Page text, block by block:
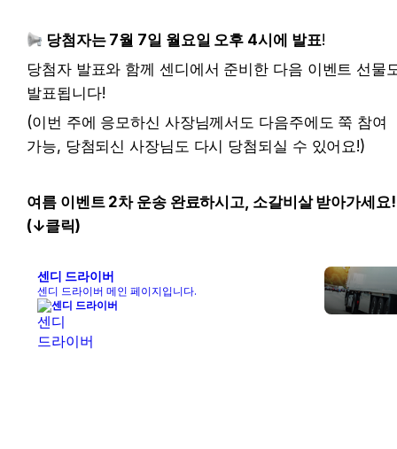
당첨자는 7월 7일 월요일 오후 4시에 발표
당첨자 발표와 함께 센디에서 준비한 다음 이벤트 선물
발표됩니다!
(이번 주에 응모하신 사장님께서도 다음주에도 쭉 참여
가능, 당첨되신 사장님도 다시 당첨되실 수 있어요!)
여름 이벤트 2차 운송 완료하시고, 소갈비살 받아가세요!
(↓클릭)
센디 드라이버
센디 드라이버 메인 페이지입니다.
센디 드라이버